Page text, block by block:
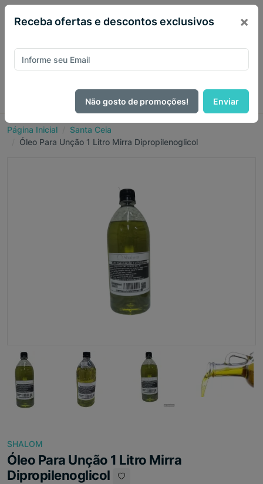
Página Inicial
Santa Ceia
Óleo Para Unção 1 Litro Mirra Dipropilenoglicol
SHALOM
Óleo Para Unção 1 Litro Mirra
Dipropilenoglicol
Receba ofertas e descontos exclusivos ×
Não gosto de promoções! Enviar